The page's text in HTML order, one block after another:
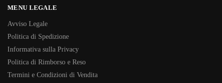
MENU LEGALE
Avviso Legale
Politica di Spedizione
Informativa sulla Privacy
Politica di Rimborso e Reso
Termini e Condizioni di Vendita